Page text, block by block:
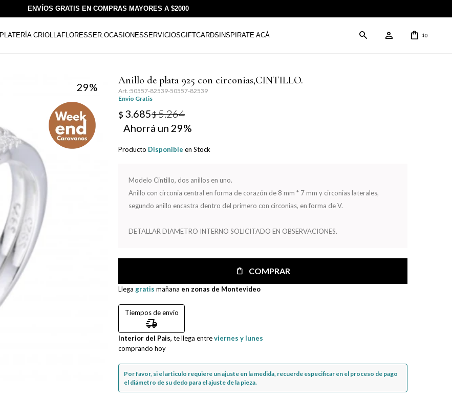
ENVÍOS GRATIS EN COMPRAS MAYORES A $2000
PLATERÍA CRIOLLAFLORESSER.OCASIONESSERVICIOSGIFTCARDS INSPIRATE ACÁ $0
29
Anillo de plata 925 con circonias,CINTILLO.
50557-82539-50557-82539
Envio Gratis
$ 3.685$5.264
29
Producto Disponible en Stock
Modelo Cintillo, dos anillos en uno.
Anillo con circonia central en forma de corazón de 8 mm * 7 mm y circonias laterales,
segundo anillo encastra dentro del primero con circonias, en forma de V.
DETALLAR DIAMETRO INTERNO SOLICITADO EN OBSERVACIONES.
COMPRAR
Llega gratis mañana en zonas de Montevideo
Tiempos de envío
delivery_truck_speed
Interior del Pais, te llega entreviernes y lunes
comprando hoy
Por favor, si el articulo requiere un ajuste en la medida, recuerde especificar en el proceso de pago
el diámetro de su dedo para el ajuste de la pieza.